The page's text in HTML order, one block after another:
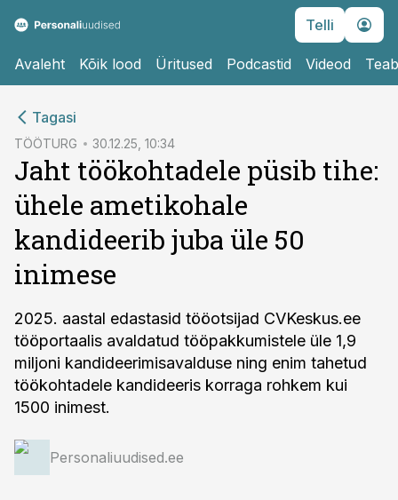
Telli
Avaleht Kõik lood Üritused Podcastid Videod
Tagasi
TÖÖTURG 30.12.25, 10:34
Jaht töökohtadele püsib tihe:
ühele ametikohale
kandideerib juba üle 50
inimese
2025. aastal edastasid tööotsijad CVKeskus.ee
tööportaalis avaldatud tööpakkumistele üle 1,9
miljoni kandideerimisavalduse ning enim tahetud
töökohtadele kandideeris korraga rohkem kui
1500 inimest.
Personaliuudised.ee